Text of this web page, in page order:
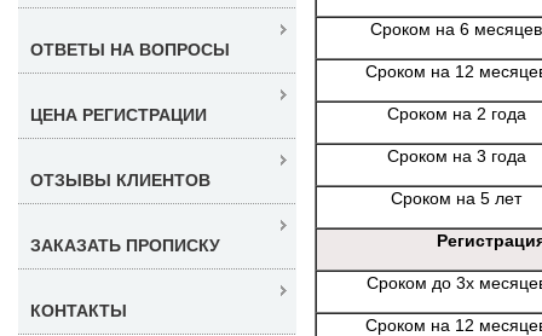
Сроком на 6 месяцев
Сроком на 12
Сроком на 2 года
Сроком на 3 года
Сроком на 5 лет
Сроком до 3х
Сроком на 12
ОТВЕТЫ НА ВОПРОСЫ
ЦЕНА РЕГИСТРАЦИИ
ОТЗЫВЫ КЛИЕНТОВ
ЗАКАЗАТЬ ПРОПИСКУ
КОНТАКТЫ